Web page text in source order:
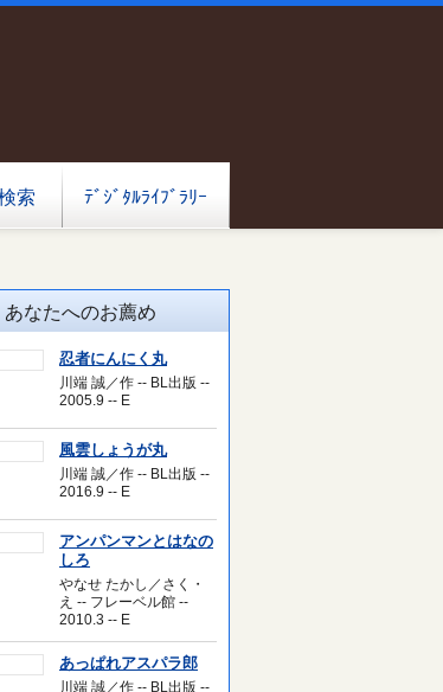
索 ﾃﾞｼﾞﾀﾙﾗｲﾌﾞﾗﾘｰ
あなたへのお薦め
忍者にんにく丸
川端 誠／作 -- BL出版 --
2005.9 -- E
風雲しょうが丸
川端 誠／作 -- BL出版 --
2016.9 -- E
アンパンマンとはなの
しろ
やなせ たかし／さく・
え -- フレーベル館 --
2010.3 -- E
あっぱれアスパラ郎
川端 誠／作 -- BL出版 --